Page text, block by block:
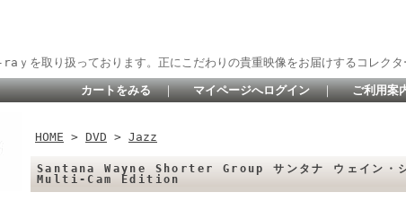
ｙを取り扱っております。正にこだわりの貴重映像をお届けするコレクタ
カートをみる ｜ マイページへログイン ｜ ご利用案
HOME > DVD > Jazz
Santana Wayne Shorter Group サンタナ ウェイン
Multi-Cam Edition